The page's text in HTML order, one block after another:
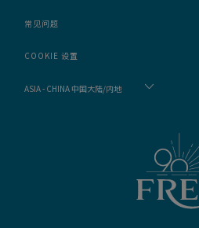
常见问题
COOKIE 设置
ASIA - CHINA 中国大陆/内地